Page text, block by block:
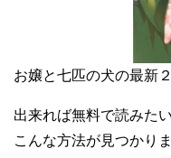
お嬢と七匹の犬の最新
出来れば無料で読みた
こんな方法が見つかり